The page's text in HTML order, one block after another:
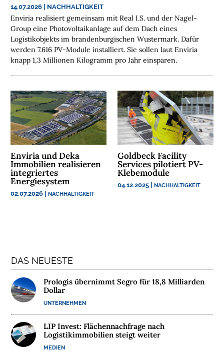
14.07.2026 NACHHALTIGKEIT
Enviria realisiert gemeinsam mit Real I.S. und der Nagel-
Group eine Photovoltaikanlage auf dem Dach eines
Logistikobjekts im brandenburgischen Wustermark. Dafür
werden 7.616 PV-Module installiert. Sie sollen laut Enviria
knapp 1,3 Millionen Kilogramm pro Jahr einsparen.
Enviria und Deka
Immobilien realisieren
integriertes
Energiesystem
02.07.2026 |NACHHALTIGKEIT
Goldbeck Facility
Services pilotiert PV-
Klebemodule
04.12.2025 |NACHHALTIGKEIT
DAS NEUESTE
Prologis übernimmt Segro für 18,8 Milliarden
Dollar
UNTERNEHMEN
LIP Invest: Flächennachfrage nach
Logistikimmobilien steigt weiter
MEDIEN